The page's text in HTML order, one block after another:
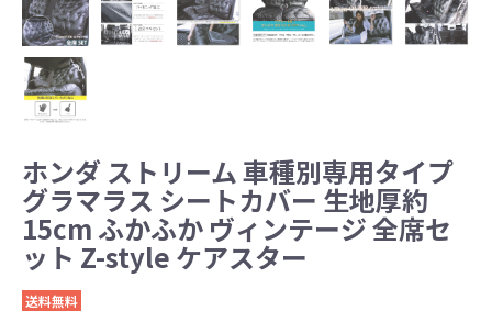
ホンダ ストリーム 車種別専用タイプ
グラマラス シートカバー 生地厚約
15cm ふかふか ヴィンテージ 全席セ
ット Z-style ケアスター
送料無料